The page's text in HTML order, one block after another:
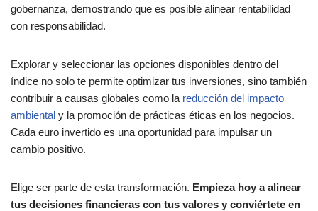
gobernanza, demostrando que es posible alinear rentabilidad
con responsabilidad.
Explorar y seleccionar las opciones disponibles dentro del
índice no solo te permite optimizar tus inversiones, sino también
contribuir a causas globales como la reducción del impacto
ambiental y la promoción de prácticas éticas en los negocios.
Cada euro invertido es una oportunidad para impulsar un
cambio positivo.
Elige ser parte de esta transformación. Empieza hoy a alinear
tus decisiones financieras con tus valores y conviértete en